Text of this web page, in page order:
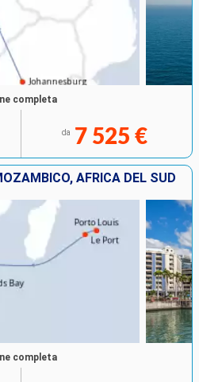
completa
da 7 525 €
AFRICA DEL SUD
completa